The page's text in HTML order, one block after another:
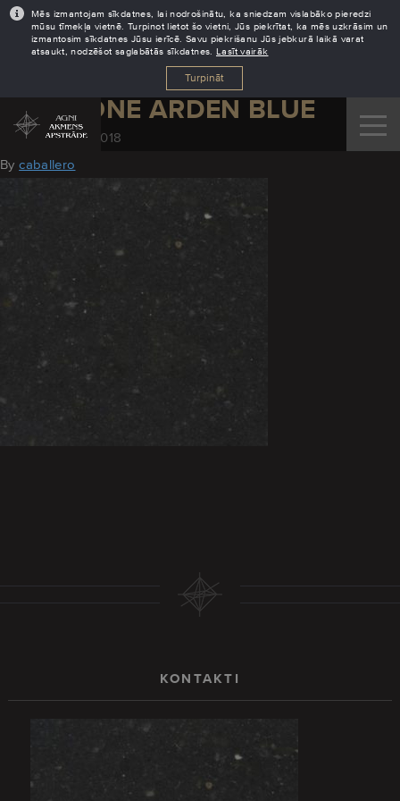
Mēs izmantojam sīkdatnes, lai nodrošinātu, ka sniedzam vislabāko pieredzi
mūsu tīmekļa vietnē. Turpinot lietot šo vietni, Jūs piekrītat, ka mēs uzkrāsim un
izmantosim sīkdatnes Jūsu ierīcē. Savu piekrišanu Jūs jebkurā laikā varat
atsaukt, nodzēšot saglabātās sīkdatnes. Lasīt vairāk
Turpināt
SILESTONE ARDEN BLUE
November 29, 2018
Bycaballero
KONTAKTI